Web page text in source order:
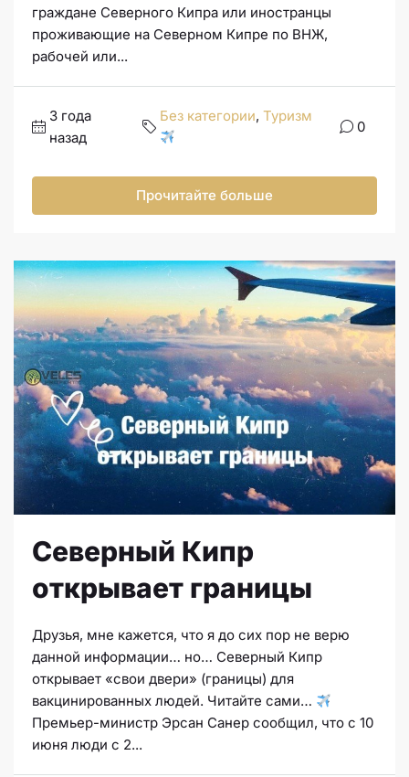
граждане Северного Кипра или иностранцы
проживающие на Северном Кипре по ВНЖ,
рабочей или...
3 года
назад
Без категории, Туризм
0
Прочитайте больше
Северный Кипр
открывает границы
Друзья, мне кажется, что я до сих пор не верю
данной информации… но… Северный Кипр
открывает «свои двери» (границы) для
вакцинированных людей. Читайте сами…
Премьер-министр Эрсан Санер сообщил, что с 10
июня люди с 2...